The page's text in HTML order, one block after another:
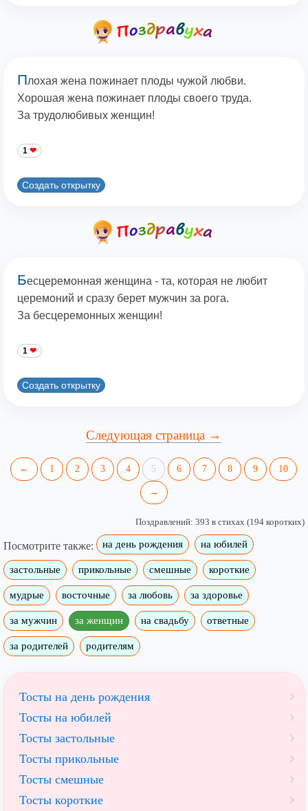
Плохая жена пожинает плоды чужой любви.
Хорошая жена пожинает плоды своего труда.
За трудолюбивых женщин!
1
Создать открытку
Бесцеремонная женщина - та, которая не любит
церемоний и сразу берет мужчин за рога.
За бесцеремонных женщин!
1
Создать открытку
Следующая страница →
← 1 2 3 4 5 6 7 8 9 10
→
Поздравлений: 393 в стихах (194 коротких)
Посмотрите также: на день рождения на юбилей
застольные прикольные смешные короткие
мудрые восточные за любовь за здоровье
за мужчин за женщин на свадьбу ответные
за родителей родителям
Тосты на день рождения
Тосты на юбилей
Тосты застольные
Тосты прикольные
Тосты смешные
Тосты короткие